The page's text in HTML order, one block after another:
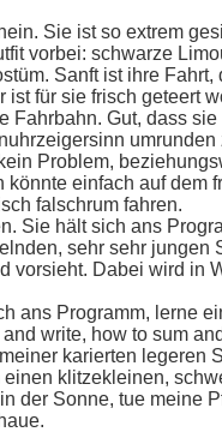
Sie ist so extrem
vorbei: schwarze
Sanft ist ihre Fahrt,
ist für sie frisch geteert
Fahrbahn. Gut, dass
umrunden
Problem,
könnte einfach auf dem
falschrum fahren.
Sie hält sich ans
sehr sehr jungen
vorsieht. Dabei wird in
ans Programm, lerne
write, how to sum
karierten legeren
einen klitzekleinen,
der Sonne, tue meine